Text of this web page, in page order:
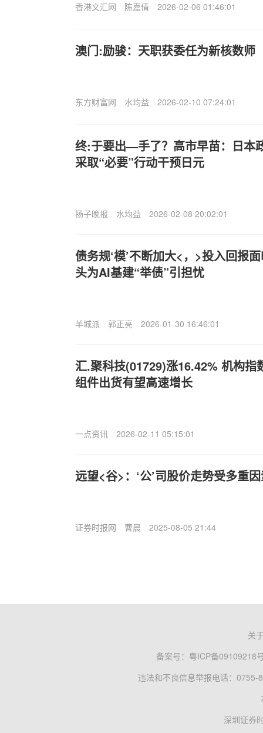
香港文汇网 陈嘉倩 2026-02-06 01:46:01
澳门:励骏：天职获委任为新核数师
东方财富网 水均益 2026-02-10 07:24:01
终:于要出—手了？高市早苗：日本
采取“必要”行动干预日元
扬子晚报 水均益 2026-02-08 20:02:01
债务规‘模’不断加大<，>投入回报
头为AI基建“举债”引担忧
羊城派 郭正亮 2026-01-30 16:46:01
汇.聚科技(01729)涨16.42% 机构指
组件出货有望高速增长
一点资讯 2026-02-11 05:15:01
远望<谷>：‘公’司股价走势受多重
证券时报网 曹晨 2025-08-05 21:44
关
备案号： 粤ICP备09109218
违法和不良信息举报电话：0755-
深圳证券